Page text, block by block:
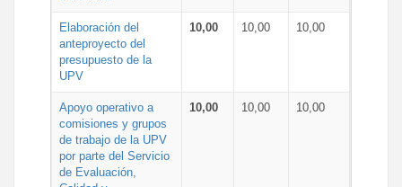
Elaboración del
anteproyecto del
presupuesto de la
UPV
10,00 10,00 10,00
Apoyo operativo a
comisiones y grupos
de trabajo de la UPV
por parte del Servicio
de Evaluación,
10,00 10,00 10,00